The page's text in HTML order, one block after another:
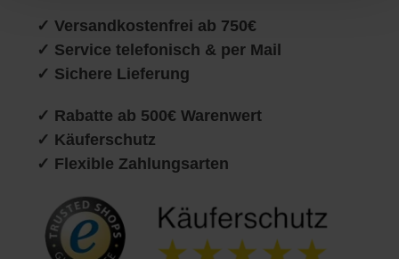
✓ Versandkostenfrei ab 750€
✓ Service telefonisch & per Mail
✓ Sichere Lieferung
✓ Rabatte ab 500€ Warenwert
✓ Käuferschutz
✓ Flexible Zahlungsarten